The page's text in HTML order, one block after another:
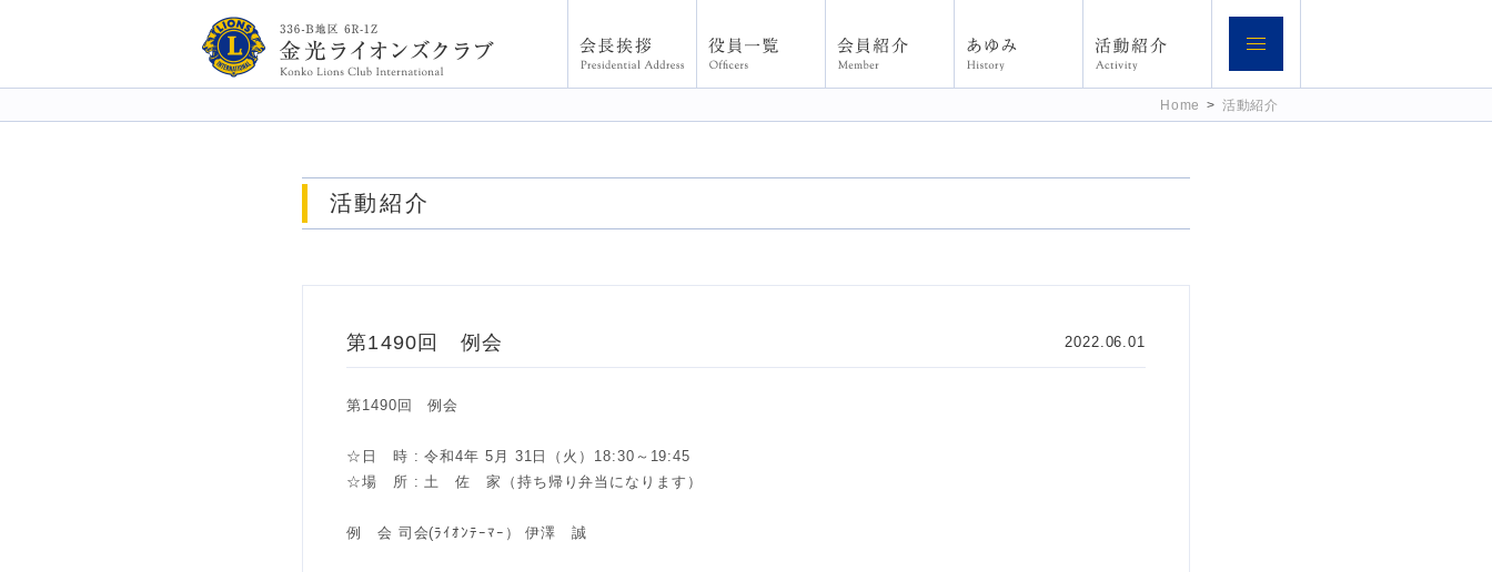
Home > 活動紹介
活動紹介
2022.06.01
第1490回 例会
第1490回 例会
☆日 時 : 令和4年 5月 31日（火）18:30～19:45
☆場 所 : 土 佐 家（持ち帰り弁当になります）
例 会 司会(ﾗｲｵﾝﾃｰﾏｰ） 伊澤 誠